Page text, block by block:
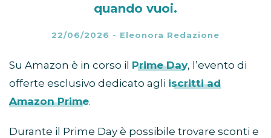
quando vuoi.
22/06/2026 - Eleonora Redazione
Su Amazon è in corso il Prime Day, l’evento di
offerte esclusivo dedicato agli iscritti ad
Amazon Prime.
Durante il Prime Day è possibile trovare sconti e